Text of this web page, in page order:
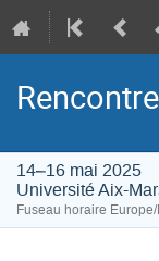
14–16 mai 2025
Université Aix-
Fuseau horaire